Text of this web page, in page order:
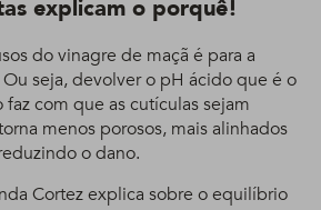
explicam o porquê!
do vinagre de maçã é para a
Ou seja, devolver o pH ácido que é o
faz com que as cutículas sejam
menos porosos, mais alinhados
o dano.
Cortez explica sobre o equilíbrio